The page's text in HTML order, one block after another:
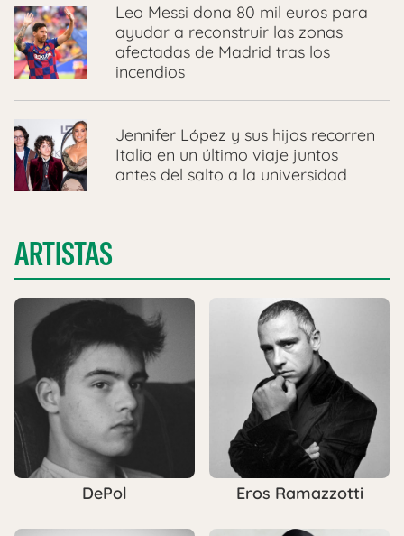
Leo Messi dona 80 mil euros para
ayudar a reconstruir las zonas
afectadas de Madrid tras los
incendios
Jennifer López y sus hijos recorren
Italia en un último viaje juntos
antes del salto a la universidad
ARTISTAS
DePol Eros Ramazzotti